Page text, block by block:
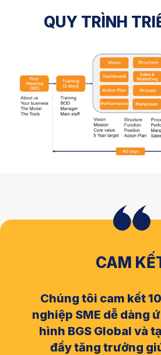
QUY TRÌNH
CAM
Chúng tôi cam kết
nghiệp SME dễ dàng
hình BGS Global và
đẩy tăng trưởng